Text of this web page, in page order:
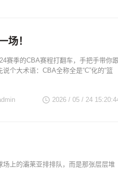
场！
赛季的CBA赛程打翻车，手把手带你跟
个大术语：CBA全称全是“C”化的“篮
2026 / 05 / 24
上的灞莱亚排排队，而是那张层层堆